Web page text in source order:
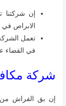
إن شركتنا
الابراص
تعمل
في القضاء
شركة
إن بق الفراش من